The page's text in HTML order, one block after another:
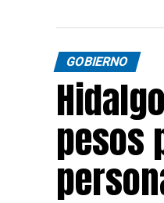
GOBIERNO
pesos